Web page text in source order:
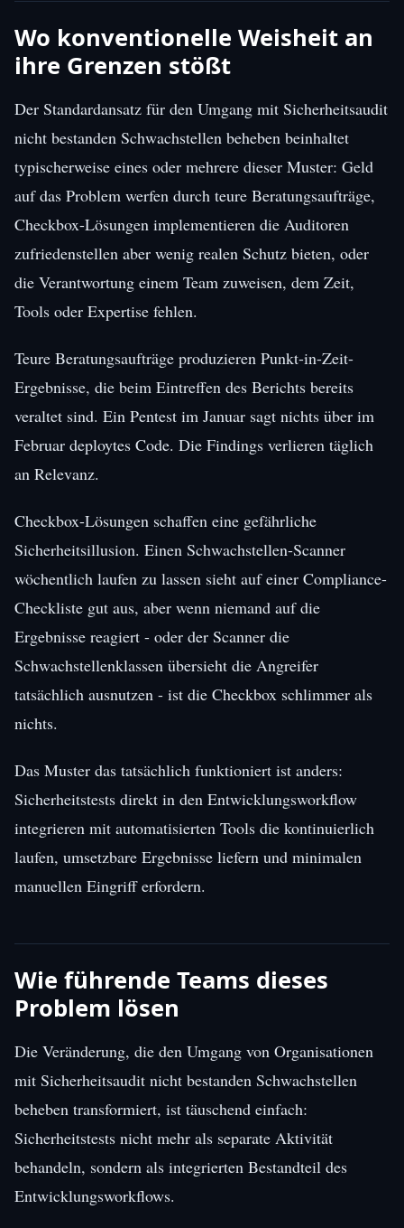
Wo konventionelle Weisheit an
ihre Grenzen stößt
Der Standardansatz für den Umgang mit Sicherheitsaudit
nicht bestanden Schwachstellen beheben beinhaltet
typischerweise eines oder mehrere dieser Muster: Geld
auf das Problem werfen durch teure Beratungsaufträge,
Checkbox-Lösungen implementieren die Auditoren
zufriedenstellen aber wenig realen Schutz bieten, oder
die Verantwortung einem Team zuweisen, dem Zeit,
Tools oder Expertise fehlen.
Teure Beratungsaufträge produzieren Punkt-in-Zeit-
Ergebnisse, die beim Eintreffen des Berichts bereits
veraltet sind. Ein Pentest im Januar sagt nichts über im
Februar deploytes Code. Die Findings verlieren täglich
an Relevanz.
Checkbox-Lösungen schaffen eine gefährliche
Sicherheitsillusion. Einen Schwachstellen-Scanner
wöchentlich laufen zu lassen sieht auf einer Compliance-
Checkliste gut aus, aber wenn niemand auf die
Ergebnisse reagiert - oder der Scanner die
Schwachstellenklassen übersieht die Angreifer
tatsächlich ausnutzen - ist die Checkbox schlimmer als
nichts.
Das Muster das tatsächlich funktioniert ist anders:
Sicherheitstests direkt in den Entwicklungsworkflow
integrieren mit automatisierten Tools die kontinuierlich
laufen, umsetzbare Ergebnisse liefern und minimalen
manuellen Eingriff erfordern.
Wie führende Teams dieses
Problem lösen
Die Veränderung, die den Umgang von Organisationen
mit Sicherheitsaudit nicht bestanden Schwachstellen
beheben transformiert, ist täuschend einfach:
Sicherheitstests nicht mehr als separate Aktivität
behandeln, sondern als integrierten Bestandteil des
Entwicklungsworkflows.